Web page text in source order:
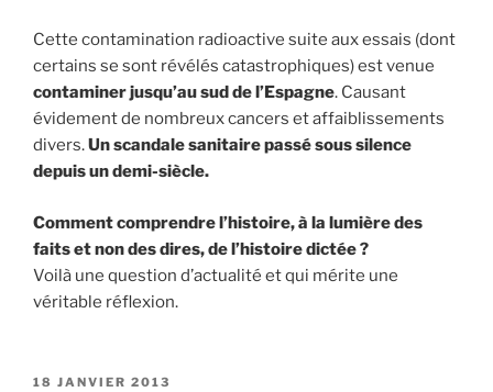
Cette contamination radioactive suite aux essais (dont
certains se sont révélés catastrophiques) est venue
contaminer jusqu’au sud de l’Espagne. Causant
évidement de nombreux cancers et affaiblissements
divers.Un scandale sanitaire passé sous silence
depuis un demi-siècle.
Comment comprendre l’histoire, à la lumière des
faits et non des dires, de l’histoire dictée ?
Voilà une question d’actualité et qui mérite une
véritable réflexion.
PUBLIÉ
18 JANVIER 2013